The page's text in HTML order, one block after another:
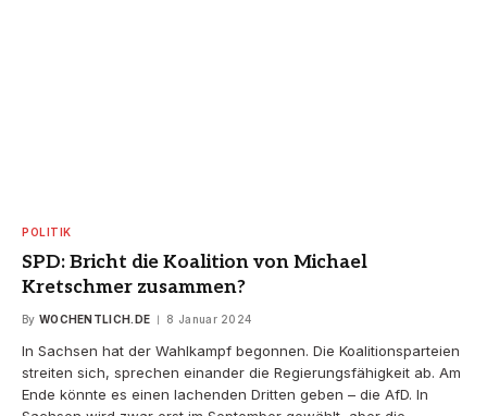
POLITIK
SPD: Bricht die Koalition von Michael
Kretschmer zusammen?
By WOCHENTLICH.DE 8 Januar 2024
In Sachsen hat der Wahlkampf begonnen. Die Koalitionsparteien
streiten sich, sprechen einander die Regierungsfähigkeit ab. Am
Ende könnte es einen lachenden Dritten geben – die AfD. In